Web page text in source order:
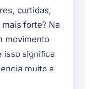
curtidas,
forte? Na
movimento
isso significa
muito a